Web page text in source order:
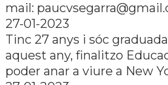
mail:
27-01-2023
Tinc 27 anys i sóc
aquest any, finalitzo
poder anar a viure a New